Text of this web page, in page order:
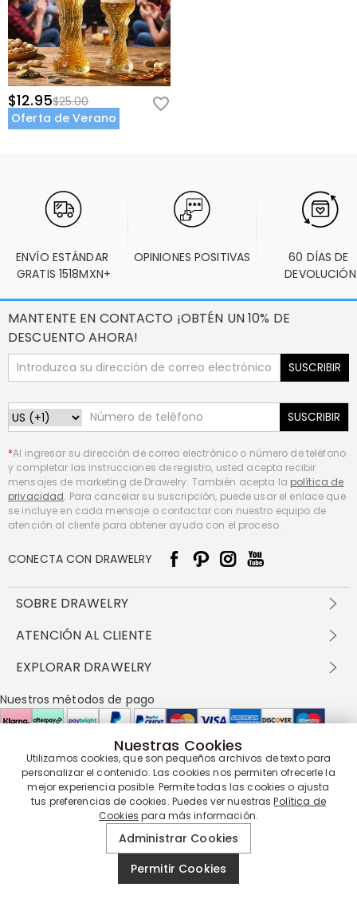
$12.95$25.00
Oferta de Verano
ENVÍO ESTÁNDAR
GRATIS 1518MXN+
OPINIONES POSITIVAS
60 DÍAS DE
DEVOLUCIÓN
MANTENTE EN CONTACTO ¡OBTÉN UN 10% DE
DESCUENTO AHORA!
SUSCRIBIR
SUSCRIBIR
*Al ingresar su dirección de correo electrónico o número de teléfono
y completar las instrucciones de registro, usted acepta recibir
mensajes de marketing de Drawelry. También acepta la política de
privacidad. Para cancelar su suscripción, puede usar el enlace que
se incluye en cada mensaje o contactar con nuestro equipo de
atención al cliente para obtener ayuda con el proceso.
CONECTA CON DRAWELRY
SOBRE DRAWELRY
Sobre nosotros
política de privacidad
Preguntas frecuentes
ATENCIÓN AL CLIENTE
Envío y entrega
Devolución en 60 días
Cómo cuidar
EXPLORAR DRAWELRY
Drawelry Prime
Programa de Recompensas
Nuestros métodos de pago
Nuestros socios de entrega
Nuestra garantía de servicio
DrawelryReservados todos los derechos.
Nuestras Cookies
Utilizamos cookies, que son pequeños archivos de texto para
personalizar el contenido. Las cookies nos permiten ofrecerle la
mejor experiencia posible. Permite todas las cookies o ajusta
tus preferencias de cookies. Puedes ver nuestrasPolítica de
Cookies para más información.
Administrar Cookies
Permitir Cookies